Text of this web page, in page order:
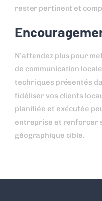
rester pertinent et
N’attendez plus pour
de communication
techniques présentés
fidéliser vos clients
planifiée et exécutée
entreprise et renforcer
géographique cible.